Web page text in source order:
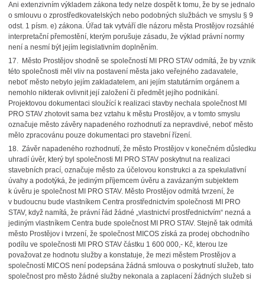
Ani extenzivním výkladem zákona tedy nelze dospět k tomu, že by se jednalo
o smlouvu o zprostředkovatelských nebo podobných službách ve smyslu § 9
odst. 1 písm. e) zákona. Úřad tak vytváří dle názoru města Prostějov rozsáhlé
interpretační přemostění, kterým porušuje zásadu, že výklad právní normy
není a nesmí být jejím legislativním doplněním.
17. Město Prostějov shodně se společností MI PRO STAV odmítá, že by vznik
této společnosti měl vliv na postavení města jako veřejného zadavatele,
neboť město nebylo jejím zakladatelem, ani jejím statutárním orgánem a
nemohlo nikterak ovlivnit její založení či předmět jejího podnikání.
Projektovou dokumentaci sloužící k realizaci stavby nechala společnost MI
PRO STAV zhotovit sama bez vztahu k městu Prostějov, a v tomto smyslu
označuje město závěry napadeného rozhodnutí za nepravdivé, neboť město
mělo zpracovánu pouze dokumentaci pro stavební řízení.
18. Závěr napadeného rozhodnutí, že město Prostějov v konečném důsledku
uhradí úvěr, který byl společnosti MI PRO STAV poskytnut na realizaci
stavebních prací, označuje město za účelovou konstrukci a za spekulativní
úvahy a podotýká, že jediným příjemcem úvěru a zavázaným subjektem
k úvěru je společnost MI PRO STAV. Město Prostějov odmítá tvrzení, že
v budoucnu bude vlastníkem Centra prostřednictvím společnosti MI PRO
STAV, když namítá, že právní řád žádné „vlastnictví prostřednictvím“ nezná a
jediným vlastníkem Centra bude společnost MI PRO STAV. Stejně tak odmítá
město Prostějov i tvrzení, že společnost MICOS získá za prodej obchodního
podílu ve společnosti MI PRO STAV částku 1 600 000,- Kč, kterou lze
považovat ze hodnotu služby a konstatuje, že mezi městem Prostějov a
společností MICOS není podepsána žádná smlouva o poskytnutí služeb, tato
společnost pro město žádné služby nekonala a zaplacení žádných služeb si